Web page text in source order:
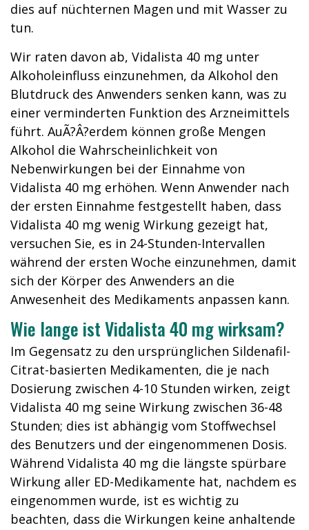
dies auf nüchternen Magen und mit Wasser zu
tun.
Wir raten davon ab, Vidalista 40 mg unter
Alkoholeinfluss einzunehmen, da Alkohol den
Blutdruck des Anwenders senken kann, was zu
einer verminderten Funktion des Arzneimittels
führt. AuÃ?Â?erdem können große Mengen
Alkohol die Wahrscheinlichkeit von
Nebenwirkungen bei der Einnahme von
Vidalista 40 mg erhöhen. Wenn Anwender nach
der ersten Einnahme festgestellt haben, dass
Vidalista 40 mg wenig Wirkung gezeigt hat,
versuchen Sie, es in 24-Stunden-Intervallen
während der ersten Woche einzunehmen, damit
sich der Körper des Anwenders an die
Anwesenheit des Medikaments anpassen kann.
Wie lange ist Vidalista 40 mg wirksam?
Im Gegensatz zu den ursprünglichen Sildenafil-
Citrat-basierten Medikamenten, die je nach
Dosierung zwischen 4-10 Stunden wirken, zeigt
Vidalista 40 mg seine Wirkung zwischen 36-48
Stunden; dies ist abhängig vom Stoffwechsel
des Benutzers und der eingenommenen Dosis.
Während Vidalista 40 mg die längste spürbare
Wirkung aller ED-Medikamente hat, nachdem es
eingenommen wurde, ist es wichtig zu
beachten, dass die Wirkungen keine anhaltende